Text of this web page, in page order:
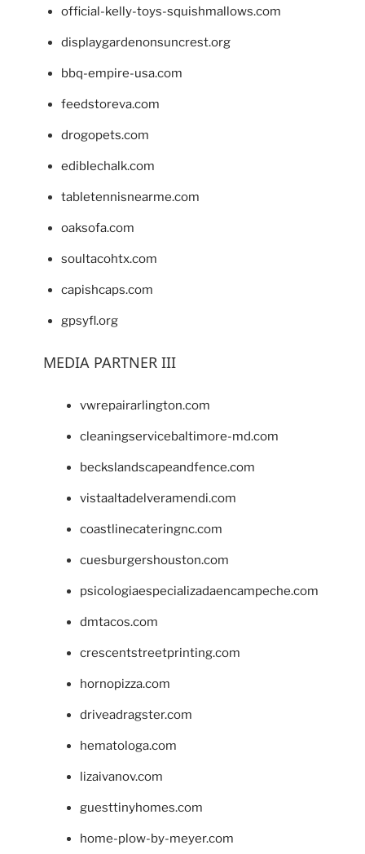
official-kelly-toys-squishmallows.com
displaygardenonsuncrest.org
bbq-empire-usa.com
feedstoreva.com
drogopets.com
ediblechalk.com
tabletennisnearme.com
oaksofa.com
soultacohtx.com
capishcaps.com
gpsyfl.org
MEDIA PARTNER III
vwrepairarlington.com
cleaningservicebaltimore-md.com
beckslandscapeandfence.com
vistaaltadelveramendi.com
coastlinecateringnc.com
cuesburgershouston.com
psicologiaespecializadaencampeche.com
dmtacos.com
crescentstreetprinting.com
hornopizza.com
driveadragster.com
hematologa.com
lizaivanov.com
guesttinyhomes.com
home-plow-by-meyer.com